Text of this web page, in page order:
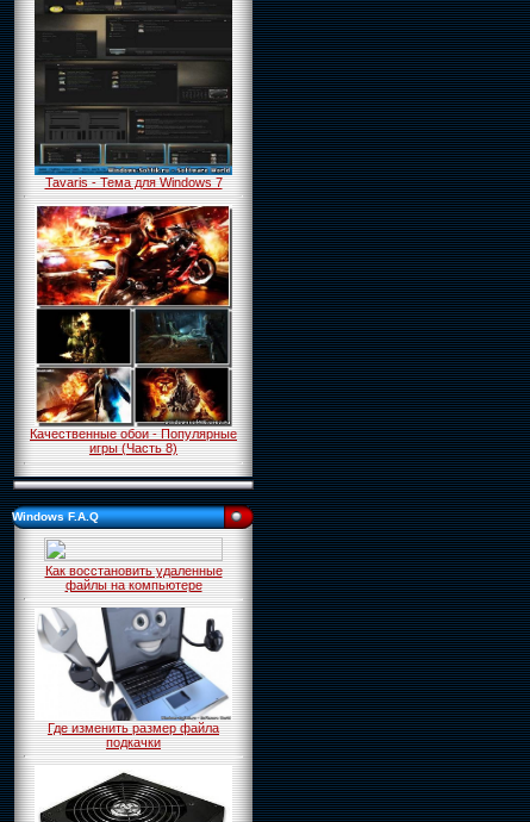
Tavaris - Тема для Windows 7
Качественные обои - Популярные
игры (Часть 8)
Windows F.A.Q
Как восстановить удаленные
файлы на компьютере
Где изменить размер файла
подкачки